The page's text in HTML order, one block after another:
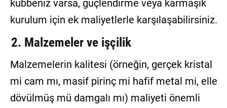
kubbeniz varsa, güçlendirme veya karmaşık
kurulum için ek maliyetlerle karşılaşabilirsiniz.
2. Malzemeler ve işçilik
Malzemelerin kalitesi (örneğin, gerçek kristal
mi cam mı, masif pirinç mi hafif metal mi, elle
dövülmüş mü damgalı mı) maliyeti önemli